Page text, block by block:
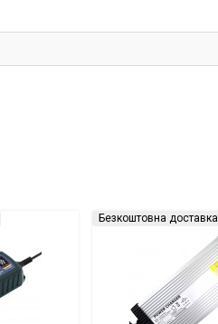
Безкоштовна доставка